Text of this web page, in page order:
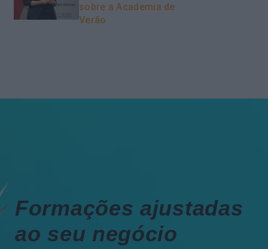
sobre a Academia de
Verão
Formações ajustadas
ao seu negócio